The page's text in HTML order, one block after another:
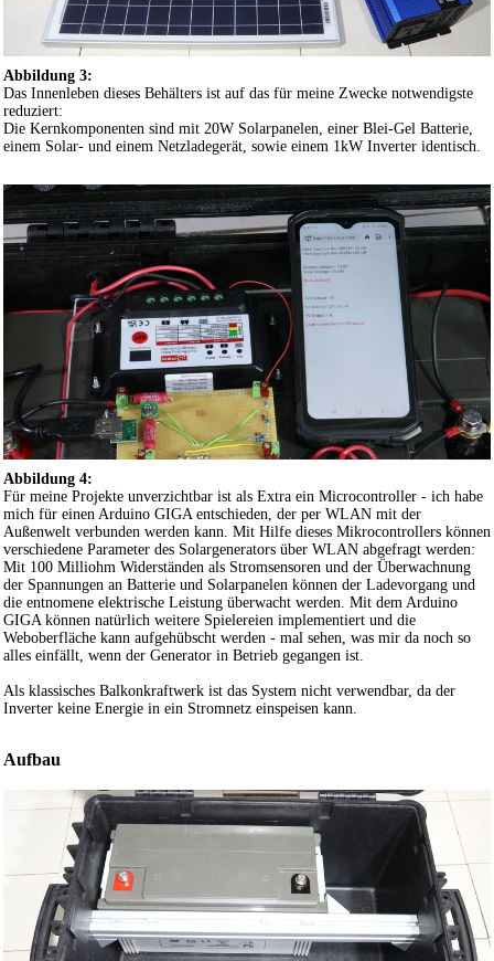
Abbildung 3:
Das Innenleben dieses Behälters ist auf das für meine Zwecke notwendigste
reduziert:
Die Kernkomponenten sind mit 20W Solarpanelen, einer Blei-Gel Batterie,
einem Solar- und einem Netzladegerät, sowie einem 1kW Inverter identisch.
Abbildung 4:
Für meine Projekte unverzichtbar ist als Extra ein Microcontroller - ich habe
mich für einen Arduino GIGA entschieden, der per WLAN mit der
Außenwelt verbunden werden kann. Mit Hilfe dieses Mikrocontrollers können
verschiedene Parameter des Solargenerators über WLAN abgefragt werden:
Mit 100 Milliohm Widerständen als Stromsensoren und der Überwachnung
der Spannungen an Batterie und Solarpanelen können der Ladevorgang und
die entnomene elektrische Leistung überwacht werden. Mit dem Arduino
GIGA können natürlich weitere Spielereien implementiert und die
Weboberfläche kann aufgehübscht werden - mal sehen, was mir da noch so
alles einfällt, wenn der Generator in Betrieb gegangen ist.
Als klassisches Balkonkraftwerk ist das System nicht verwendbar, da der
Inverter keine Energie in ein Stromnetz einspeisen kann.
Aufbau